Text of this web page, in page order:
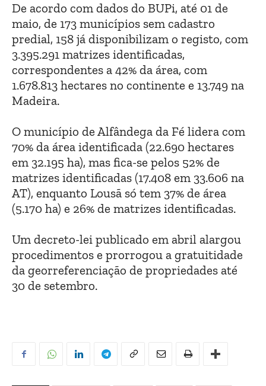
De acordo com dados do BUPi, até 01 de
maio, de 173 municípios sem cadastro
predial, 158 já disponibilizam o registo, com
3.395.291 matrizes identificadas,
correspondentes a 42% da área, com
1.678.813 hectares no continente e 13.749 na
Madeira.
O município de Alfândega da Fé lidera com
70% da área identificada (22.690 hectares
em 32.195 ha), mas fica-se pelos 52% de
matrizes identificadas (17.408 em 33.606 na
AT), enquanto Lousã só tem 37% de área
(5.170 ha) e 26% de matrizes identificadas.
Um decreto-lei publicado em abril alargou
procedimentos e prorrogou a gratuitidade
da georreferenciação de propriedades até
30 de setembro.